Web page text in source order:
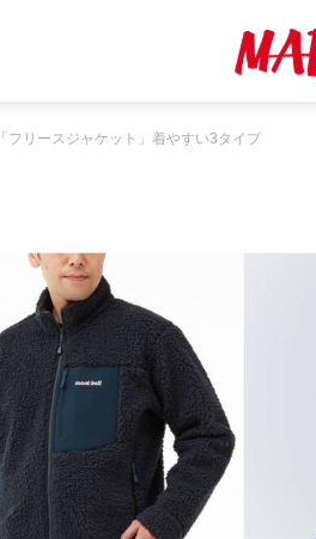
フリースジャケット」着やすい3タイプ